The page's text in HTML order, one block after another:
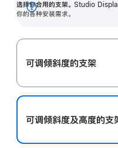
选择你合用的支架。 Studio
你的各种安装需求。
展
可调倾斜度的支架
可调倾斜度及高‍度的支‍